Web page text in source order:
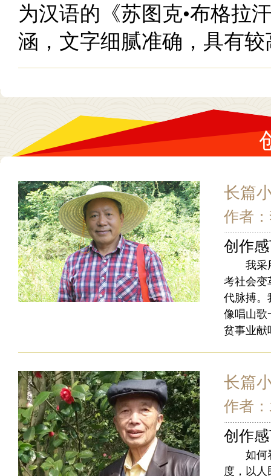
为汉语的《苏图克•布格拉
涵，文字细腻准确，具有
长篇
作者
创作
我采用
考社会变
代脉搏。
像唱山歌
贫事业献
长篇
作者
创作
如何看
度，以